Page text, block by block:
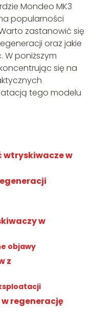
Mondeo MK3
popularności
zastanowić się
oraz jakie
W poniższym
się na
tego modelu
wtryskiwacze w
w
objawy
z
regenerację